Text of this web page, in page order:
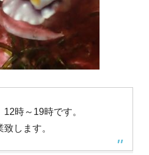
時～19時です。
します。